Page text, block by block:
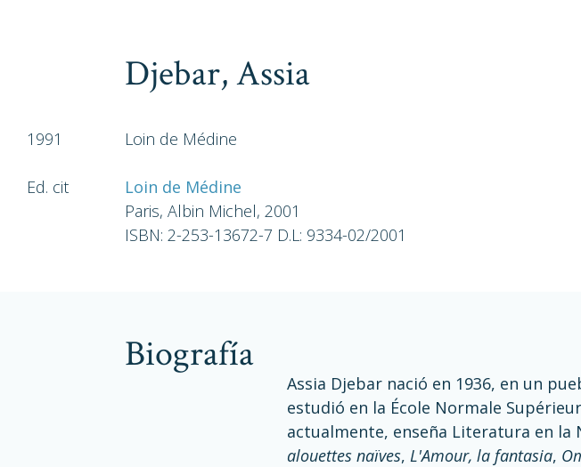
Djebar, Assia
1991 Loin de Médine
Ed. cit
Loin de Médine
Paris, Albin Michel, 2001
ISBN: 2-253-13672-7 D.L: 9334-02/2001
biografía
Assia Djebar nació en 1936, en un
estudió en la École Normale
actualmente, enseña Literatura en la
alouettes naïves, L'Amour, la fantasia,